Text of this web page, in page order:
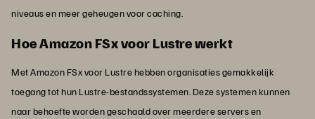
niveaus en meer geheugen voor caching.
Hoe Amazon FSx voor Lustre werkt
Met Amazon FSx voor Lustre hebben organisaties gemakkelijk
toegang tot hun Lustre-bestandssystemen. Deze systemen kunnen
naar behoefte worden geschaald over meerdere servers en